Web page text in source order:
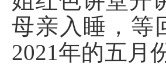
母亲入睡，等
2021年的五月